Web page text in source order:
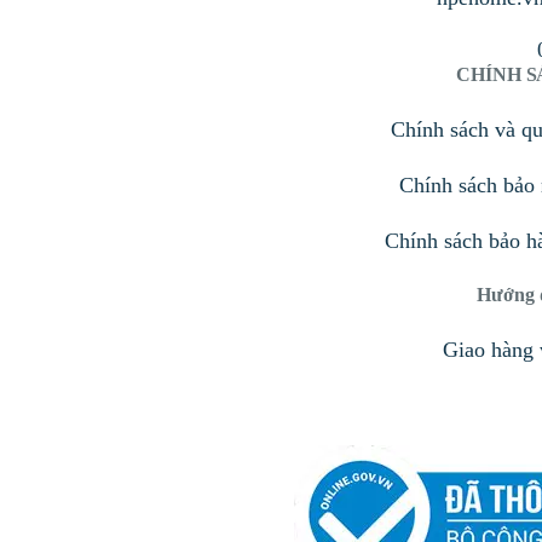
CHÍNH
Chính sách và
Chính sách
Chính sách bảo
Hướng
Giao hàng